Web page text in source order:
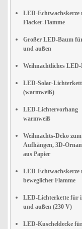
LED-Echtwachskerze
Flacker-Flamme
Großer LED-Baum
und außen
Weihnachtliches
LED-Solar-
(warmweiß)
LED-Lichtervorhang
warmweiß
Weihnachts-Deko zum
Aufhängen, 3D-
aus Papier
LED-Echtwachskerze
beweglicher Flamme
LED-Lichterkette für
und außen (230 V)
LED-Kuscheldecke für